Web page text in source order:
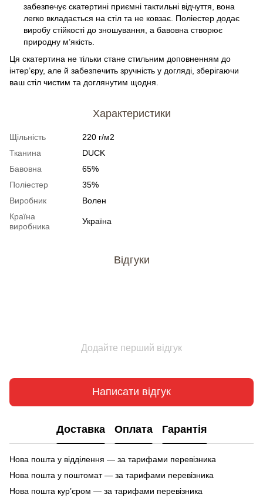
забезпечує скатертині приємні тактильні відчуття, вона
легко вкладається на стіл та не ковзає. Поліестер додає
виробу стійкості до зношування, а бавовна створює
природну м’якість.
Ця скатертина не тільки стане стильним доповненням до
інтер’єру, але й забезпечить зручність у догляді, зберігаючи
ваш стіл чистим та доглянутим щодня.
Характеристики
Щільність
220 г/м2
Тканина
DUCK
Бавовна
65%
Поліестер
35%
Виробник
Волен
Країна
виробника
Україна
Відгуки
Додайте перший відгук
Написати відгук
Доставка Оплата Гарантія
Нова пошта у відділення — за тарифами перевізника
Нова пошта у поштомат — за тарифами перевізника
Нова пошта кур’єром — за тарифами перевізника